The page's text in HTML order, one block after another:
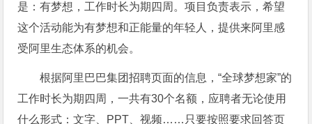
是：有梦想，工作时长为期四周。项目负责表示，希望
这个活动能为有梦想和正能量的年轻人，提供来阿里感
受阿里生态体系的机会。
根据阿里巴巴集团招聘页面的信息，“全球梦想家”的
工作时长为期四周，一共有30个名额，应聘者无论使用
什么形式：文字、PPT、视频……只要按照要求回答页